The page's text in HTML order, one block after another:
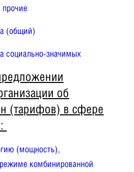
(общий)
социально-значимых
об
(тарифов) в сфере
(мощность),
комбинированной